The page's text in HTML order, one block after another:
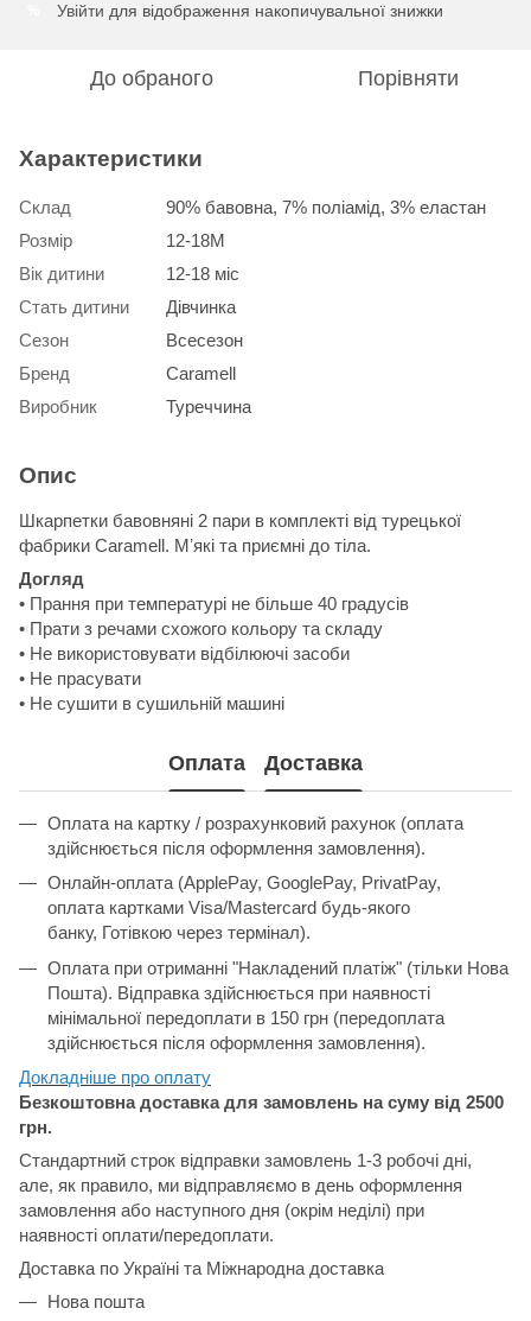
Увійти для відображення накопичувальної знижки
До обраного Порівняти
Характеристики
Склад
90% бавовна, 7% поліамід, 3% еластан
Розмір
12-18М
Вік дитини
12-18 міс
Стать дитини
Дівчинка
Сезон
Всесезон
Бренд
Caramell
Виробник
Туреччина
Опис
Шкарпетки бавовняні 2 пари в комплекті від турецької
фабрики Caramell. Мʼякі та приємні до тіла.
Догляд
• Прання при температурі не більше 40 градусів
• Прати з речами схожого кольору та складу
• Не використовувати відбілюючі засоби
• Не прасувати
• Не сушити в сушильній машині
Оплата Доставка
Оплата на картку / розрахунковий рахунок (оплата
здійснюється після оформлення замовлення).
Онлайн-оплата (ApplePay, GooglePay, PrivatPay,
оплата картками Visa/Mastercard будь-якого
банку, Готівкою через термінал).
Оплата при отриманні "Накладений платіж" (тільки Нова
Пошта). Відправка здійснюється при наявності
мінімальної передоплати в 150 грн (передоплата
здійснюється після оформлення замовлення).
Докладніше про оплату
Безкоштовна доставка для замовлень на суму від 2500
грн.
Стандартний строк відправки замовлень 1-3 робочі дні,
але, як правило, ми відправляємо в день оформлення
замовлення або наступного дня (окрім неділі) при
наявності оплати/передоплати.
Доставка по Україні та Міжнародна доставка
Нова пошта